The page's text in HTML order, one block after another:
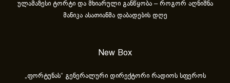
ულამაზესი ტორტი და მხიარული განწყობა – როგორ აღნიშნა
მანიკა ასათიანმა დაბადების დღე
New Box
„ფორტუნას“ გენერალური დირექტორი რადიოს სფეროს